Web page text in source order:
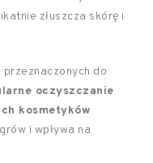
złuszcza skórę i
do
oczyszczanie
kosmetyków
i wpływa na